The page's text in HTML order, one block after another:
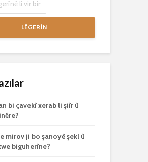
LÊGERÎN
bi çavekî xerab li şiîr û
mirov ji bo şanoyê şekl û
biguherîne?